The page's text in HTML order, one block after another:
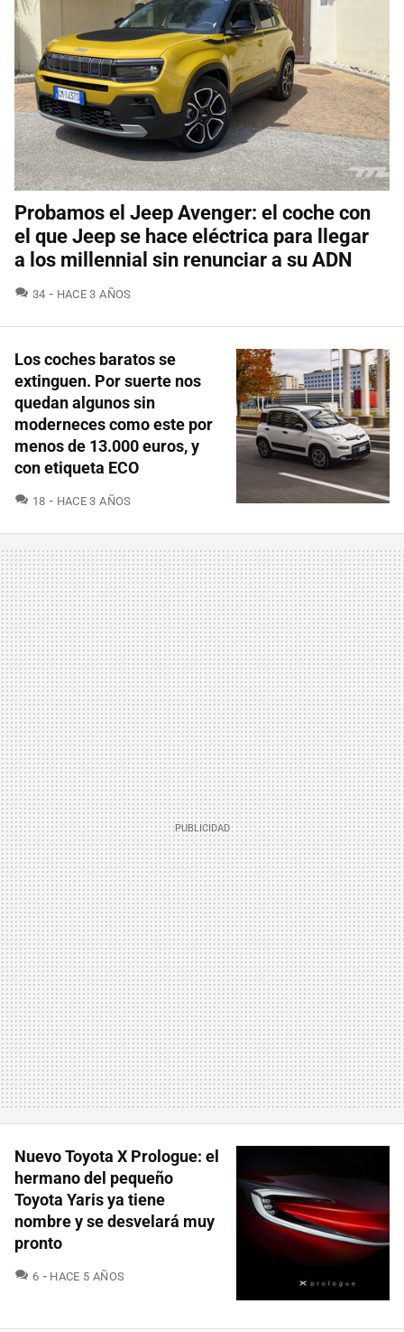
Probamos el Jeep Avenger: el coche con
el que Jeep se hace eléctrica para llegar
a los millennial sin renunciar a su ADN
34 COMENTARIOS
HACE 3 AÑOS
Los coches baratos se
extinguen. Por suerte nos
quedan algunos sin
moderneces como este por
menos de 13.000 euros, y
con etiqueta ECO
18 COMENTARIOS
HACE 3 AÑOS
Nuevo Toyota X Prologue: el
hermano del pequeño
Toyota Yaris ya tiene
nombre y se desvelará muy
pronto
6 COMENTARIOS
HACE 5 AÑOS